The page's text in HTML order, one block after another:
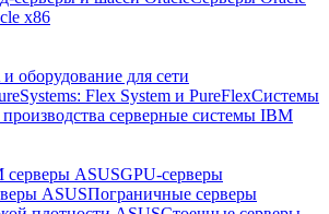
x86
оборудование для сети
Flex System и PureFlexСистемы
серверные системы IBM
серверы ASUSGPU-серверы
ASUSПограничные серверы